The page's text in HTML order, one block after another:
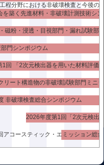
程分野における非破壊検査と今後の
築く先進材料・非破壊計測技術シ
門シンポジウム
1回 「2次元検出器を用いた材料評価
非破壊検査総合シンポジウム
<<前の記事 次の記事>>